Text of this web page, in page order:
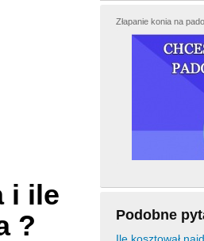
i ile
?
Złapanie konia na
Podobne